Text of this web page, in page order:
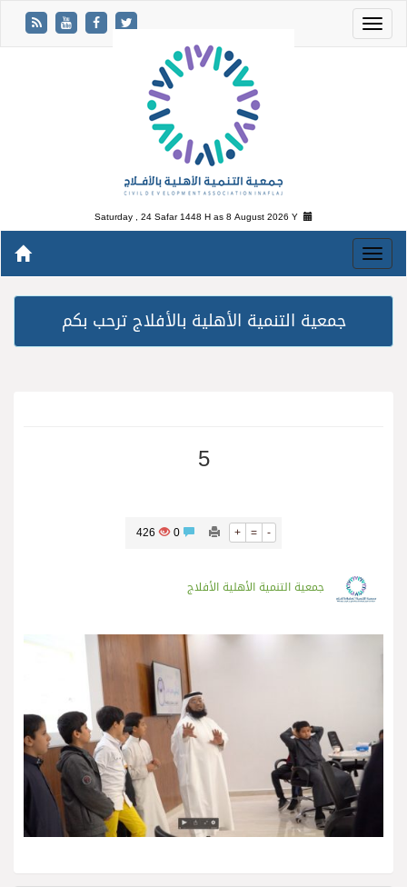
Saturday , 24 Safar 1448 H as8 August 2026 Y
جمعية التنمية الأهلية بالأفلاج ترحب بكم
5
+ = -
426
جمعية التنمية الأهلية الأفلاج